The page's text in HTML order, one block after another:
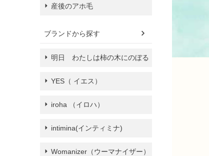
産後のアホ毛
ブランドから探す
明日 わたしは柿の木にのぼる
YES（ イエス）
iroha （イロハ）
intimina(インティミナ)
Womanizer（ウーマナイザー）